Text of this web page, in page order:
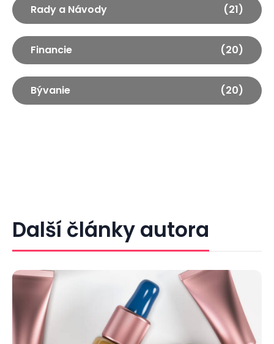
Rady a Návody (21)
Financie (20)
Bývanie (20)
Další články autora